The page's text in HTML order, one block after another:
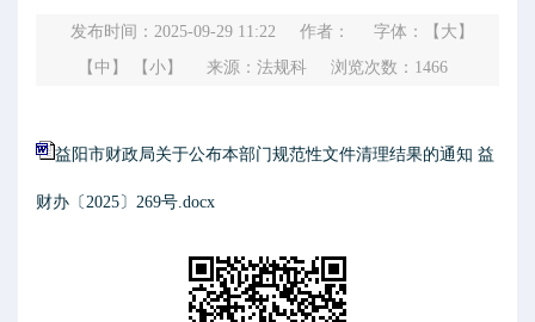
发布时间：2025-09-29 11:22 作者： 字体：
【大】
【中】
【小】 来源：法规科 浏览次数： 1466
益阳市财政局关于公布本部门规范性文件清理结果的通知 益
财办〔2025〕269号.docx